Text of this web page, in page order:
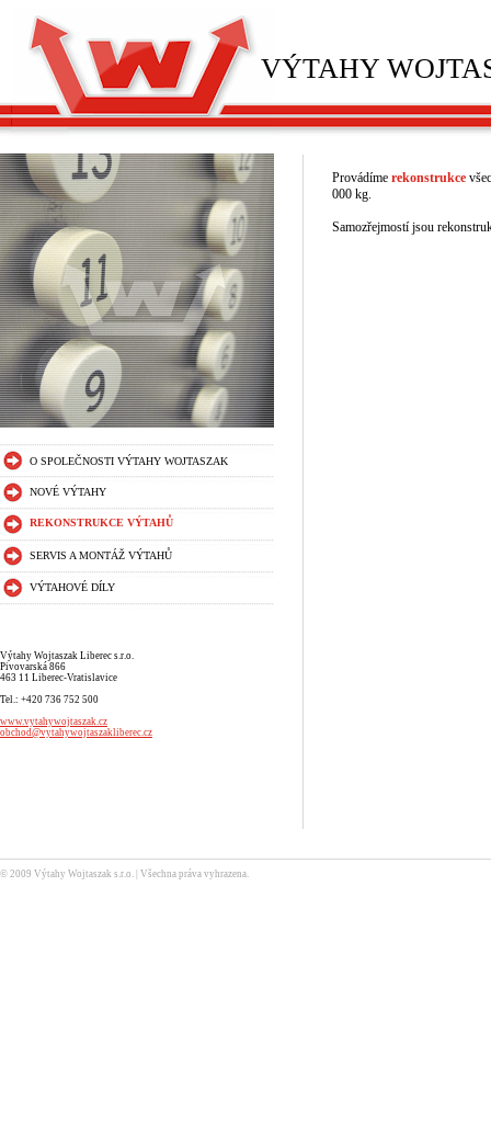
VÝTAHY
O SPOLEČNOSTI VÝTAHY WOJTASZAK
NOVÉ VÝTAHY
REKONSTRUKCE VÝTAHŮ
SERVIS A MONTÁŽ VÝTAHŮ
VÝTAHOVÉ DÍLY
Výtahy Wojtaszak Liberec s.r.o.
Pivovarská 866
463 11 Liberec-Vratislavice
Tel.: +420 736 752 500
www.vytahywojtaszak.cz
obchod@vytahywojtaszakliberec.cz
Provádíme rekonstrukce
000 kg.
Samozřejmostí jsou
© 2009 Výtahy Wojtaszak s.r.o. | Všechna práva vyhrazena.